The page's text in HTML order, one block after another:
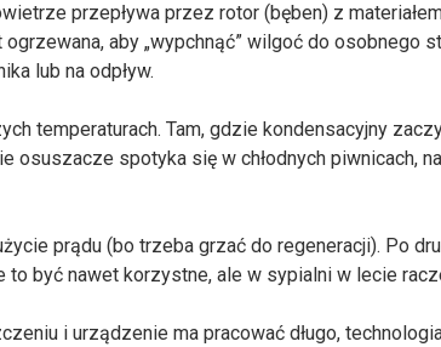
przepływa przez rotor (bęben) z
aby „wypchnąć” wilgoć do osobnego
lub na odpływ.
temperaturach. Tam, gdzie kondensacyjny
osuszacze spotyka się w chłodnych piwnicach,
prądu (bo trzeba grzać do regeneracji). Po
to być nawet korzystne, ale w sypialni w lecie
i urządzenie ma pracować długo,